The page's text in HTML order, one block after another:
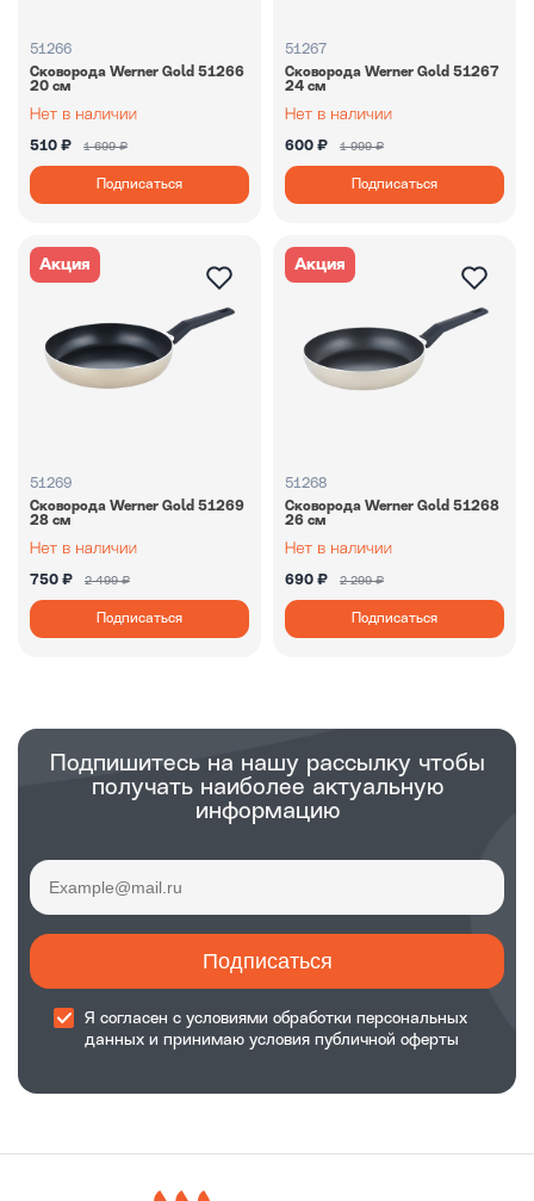
51266
Сковорода Werner Gold 51266
20 см
510 ₽ 1 699 ₽
Подписаться
51267
Сковорода Werner Gold 51267
24 см
600 ₽ 1 999 ₽
Подписаться
Акция
51269
Сковорода Werner Gold 51269
28 см
750 ₽ 2 499 ₽
Подписаться
Акция
51268
Сковорода Werner Gold 51268
26 см
690 ₽ 2 299 ₽
Подписаться
Подпишитесь на нашу рассылку чтобы
получать наиболее актуальную
информацию
Подписаться
Я согласен с условиями обработки персональных
данных и принимаю условия публичной оферты